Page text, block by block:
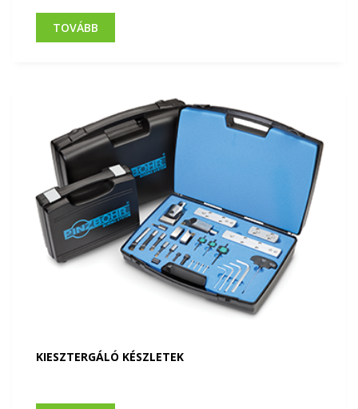
TOVÁBB
KIESZTERGÁLÓ KÉSZLETEK